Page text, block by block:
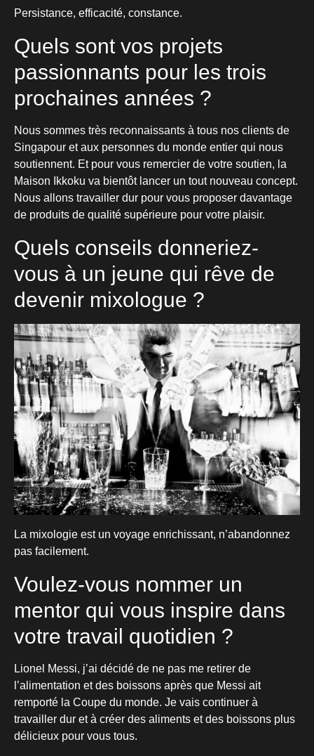
Persistance, efficacité, constance.
Quels sont vos projets
passionnants pour les trois
prochaines années ?
Nous sommes très reconnaissants à tous nos clients de
Singapour et aux personnes du monde entier qui nous
soutiennent. Et pour vous remercier de votre soutien, la
Maison Ikkoku va bientôt lancer un tout nouveau concept.
Nous allons travailler dur pour vous proposer davantage
de produits de qualité supérieure pour votre plaisir.
Quels conseils donneriez-
vous à un jeune qui rêve de
devenir mixologue ?
La mixologie est un voyage enrichissant, n’abandonnez
pas facilement.
Voulez-vous nommer un
mentor qui vous inspire dans
votre travail quotidien ?
Lionel Messi, j’ai décidé de ne pas me retirer de
l’alimentation et des boissons après que Messi ait
remporté la Coupe du monde. Je vais continuer à
travailler dur et à créer des aliments et des boissons plus
délicieux pour vous tous.